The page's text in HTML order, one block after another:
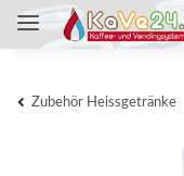
Zubehör Heissgetränke